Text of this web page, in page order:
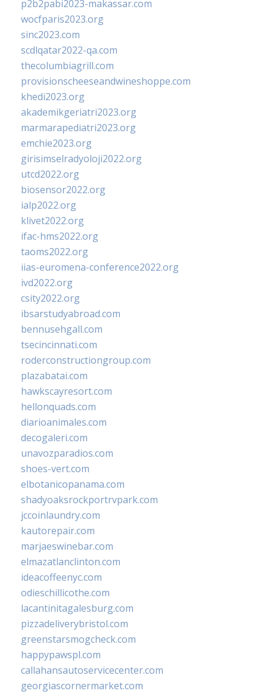
p2b2pabi2023-makassar.com
wocfparis2023.org
sinc2023.com
scdlqatar2022-qa.com
thecolumbiagrill.com
provisionscheeseandwineshoppe.com
khedi2023.org
akademikgeriatri2023.org
marmarapediatri2023.org
emchie2023.org
girisimselradyoloji2022.org
utcd2022.org
biosensor2022.org
ialp2022.org
klivet2022.org
ifac-hms2022.org
taoms2022.org
iias-euromena-conference2022.org
ivd2022.org
csity2022.org
ibsarstudyabroad.com
bennusehgall.com
tsecincinnati.com
roderconstructiongroup.com
plazabatai.com
hawkscayresort.com
hellonquads.com
diarioanimales.com
decogaleri.com
unavozparadios.com
shoes-vert.com
elbotanicopanama.com
shadyoaksrockportrvpark.com
jccoinlaundry.com
kautorepair.com
marjaeswinebar.com
elmazatlanclinton.com
ideacoffeenyc.com
odieschillicothe.com
lacantinitagalesburg.com
pizzadeliverybristol.com
greenstarsmogcheck.com
happypawspl.com
callahansautoservicecenter.com
georgiascornermarket.com